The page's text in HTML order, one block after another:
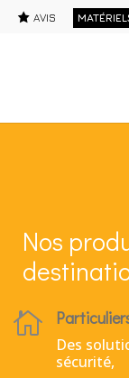
AVIS
Nos

Des
sécurité,